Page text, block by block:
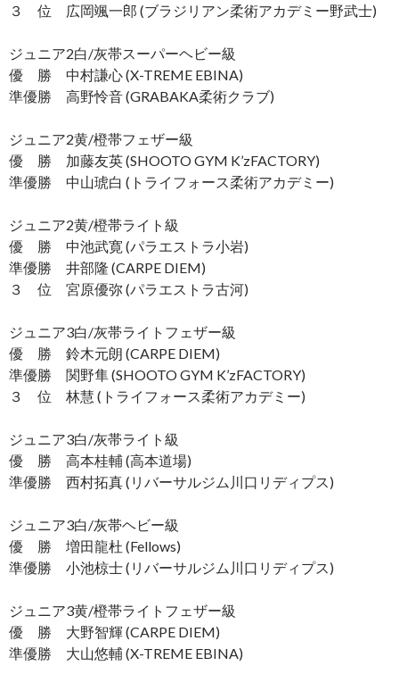
３ 位 広岡颯一郎 (ブラジリアン柔術アカデミー野武士)
ジュニア2白/灰帯スーパーヘビー級
優 勝 中村謙心 (X-TREME EBINA)
準優勝 高野怜音 (GRABAKA柔術クラブ)
ジュニア2黄/橙帯フェザー級
優 勝 加藤友英 (SHOOTO GYM K’zFACTORY)
準優勝 中山琥白 (トライフォース柔術アカデミー)
ジュニア2黄/橙帯ライト級
優 勝 中池武寛 (パラエストラ小岩)
準優勝 井部隆 (CARPE DIEM)
３ 位 宮原優弥 (パラエストラ古河)
ジュニア3白/灰帯ライトフェザー級
優 勝 鈴木元朗 (CARPE DIEM)
準優勝 関野隼 (SHOOTO GYM K’zFACTORY)
３ 位 林慧 (トライフォース柔術アカデミー)
ジュニア3白/灰帯ライト級
優 勝 高本桂輔 (高本道場)
準優勝 西村拓真 (リバーサルジム川口リディプス)
ジュニア3白/灰帯ヘビー級
優 勝 増田龍杜 (Fellows)
準優勝 小池椋士 (リバーサルジム川口リディプス)
ジュニア3黄/橙帯ライトフェザー級
優 勝 大野智輝 (CARPE DIEM)
準優勝 大山悠輔 (X-TREME EBINA)